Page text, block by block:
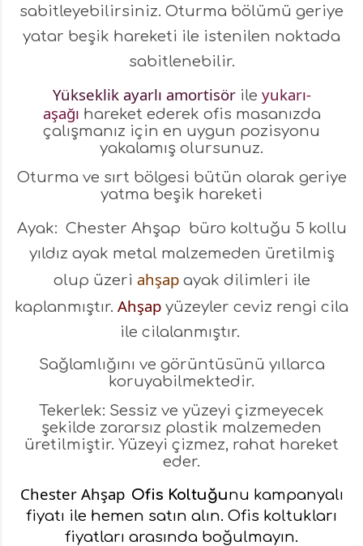
sabitleyebilirsiniz. Oturma bölümü geriye
yatar beşik hareketi ile istenilen noktada
sabitlenebilir.
Yükseklik ayarlı amortisörile yukarı-
aşağı hareket ederek ofis masanızda
çalışmanız için en uygun pozisyonu
yakalamış olursunuz.
Oturma ve sırt bölgesi bütün olarak geriye
yatma beşik hareketi
Ayak: Chester Ahşap büro koltuğu 5 kollu
yıldız ayak metal malzemeden üretilmiş
olup üzeri ahşap ayak dilimleri ile
kaplanmıştır. Ahşap yüzeyler ceviz rengi cila
ile cilalanmıştır.
Sağlamlığını ve görüntüsünü yıllarca
koruyabilmektedir.
Tekerlek: Sessiz ve yüzeyi çizmeyecek
şekilde zararsız plastik malzemeden
üretilmiştir. Yüzeyi çizmez, rahat hareket
eder.
Chester Ahşap Ofis Koltuğunu kampanyalı
fiyatı ile hemen satın alın. Ofis koltukları
fiyatları arasında boğulmayın.